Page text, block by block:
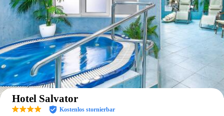
Auf der Karte anzeigen
Hotel Salvator
Kostenlos stornierbar